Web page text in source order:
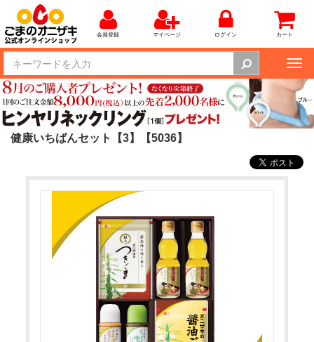
会員登録 マイページ ログイン カート
健康いちばんセット【3】【5036】